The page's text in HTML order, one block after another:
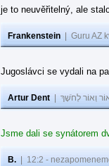
je to neuvěřitelný, ale
Frankenstein Guru AZ
Jugoslávci se vydali na
Artur Dent וְאוֹר לְחֹשֶׁךְ
Jsme dali se synátorem
B. 12:2 -